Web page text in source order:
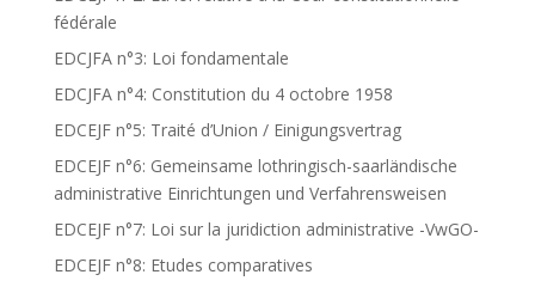
fédérale
EDCJFA n°3: Loi fondamentale
EDCJFA n°4: Constitution du 4 octobre 1958
EDCEJF n°5: Traité d’Union / Einigungsvertrag
EDCEJF n°6: Gemeinsame lothringisch-saarländische
administrative Einrichtungen und Verfahrensweisen
EDCEJF n°7: Loi sur la juridiction administrative -VwGO-
EDCEJF n°8: Etudes comparatives